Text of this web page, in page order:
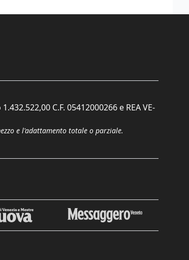
C.F. 05412000266 e REA VE-
e l'adattamento totale o parziale.